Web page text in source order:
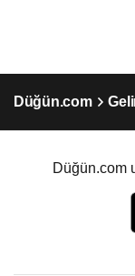
Düğün.com
Düğün.com